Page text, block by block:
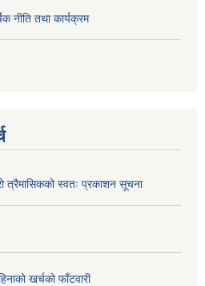
नीति तथा कार्यक्रम
त्रैमासिकको स्वतः प्रकाशन सूचना
खर्चको फाँटवारी